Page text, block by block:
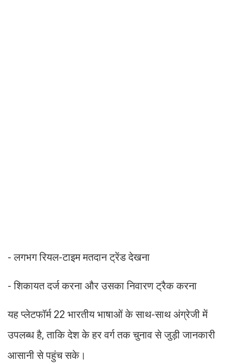
- लगभग रियल-टाइम मतदान ट्रेंड देखना
- शिकायत दर्ज करना और उसका निवारण ट्रैक करना
यह प्लेटफॉर्म 22 भारतीय भाषाओं के साथ-साथ अंग्रेजी में
उपलब्ध है, ताकि देश के हर वर्ग तक चुनाव से जुड़ी जानकारी
आसानी से पहुंच सके।